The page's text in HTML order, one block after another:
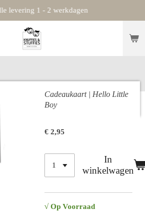
levering 1 - 2 werkdagen
Cadeaukaart | Hello Little
Boy
€ 2,95
In
winkelwagen
√ Op Voorraad